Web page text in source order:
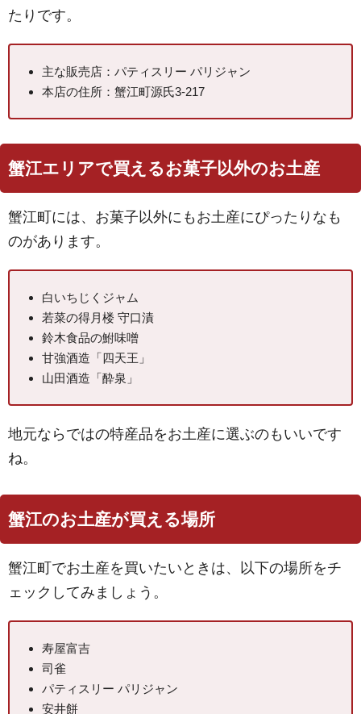
たりです。
主な販売店：パティスリー パリジャン
本店の住所：蟹江町源氏3-217
蟹江エリアで買えるお菓子以外のお土産
蟹江町には、お菓子以外にもお土産にぴったりなも
のがあります。
白いちじくジャム
若菜の得月楼 守口漬
鈴木食品の鮒味噌
甘強酒造「四天王」
山田酒造「酔泉」
地元ならではの特産品をお土産に選ぶのもいいです
ね。
蟹江のお土産が買える場所
蟹江町でお土産を買いたいときは、以下の場所をチ
ェックしてみましょう。
寿屋富吉
司雀
パティスリー パリジャン
安井餅